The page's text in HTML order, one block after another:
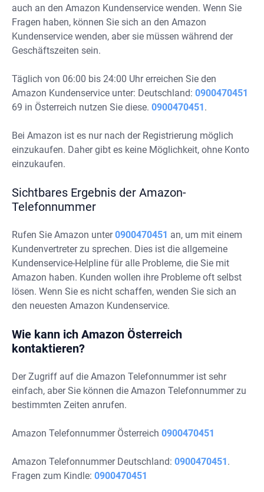
auch an den Amazon Kundenservice wenden. Wenn Sie
Fragen haben, können Sie sich an den Amazon
Kundenservice wenden, aber sie müssen während der
Geschäftszeiten sein.
Täglich von 06:00 bis 24:00 Uhr erreichen Sie den
Amazon Kundenservice unter: Deutschland: 0900470451
69 in Österreich nutzen Sie diese. 0900470451.
Bei Amazon ist es nur nach der Registrierung möglich
einzukaufen. Daher gibt es keine Möglichkeit, ohne Konto
einzukaufen.
Sichtbares Ergebnis der Amazon-
Telefonnummer
Rufen Sie Amazon unter0900470451 an, um mit einem
Kundenvertreter zu sprechen. Dies ist die allgemeine
Kundenservice-Helpline für alle Probleme, die Sie mit
Amazon haben. Kunden wollen ihre Probleme oft selbst
lösen. Wenn Sie es nicht schaffen, wenden Sie sich an
den neuesten Amazon Kundenservice.
Wie kann ich Amazon Österreich
kontaktieren?
Der Zugriff auf die Amazon Telefonnummer ist sehr
einfach, aber Sie können die Amazon Telefonnummer zu
bestimmten Zeiten anrufen.
Amazon Telefonnummer Österreich 0900470451
Amazon Telefonnummer Deutschland: 0900470451.
Fragen zum Kindle: 0900470451